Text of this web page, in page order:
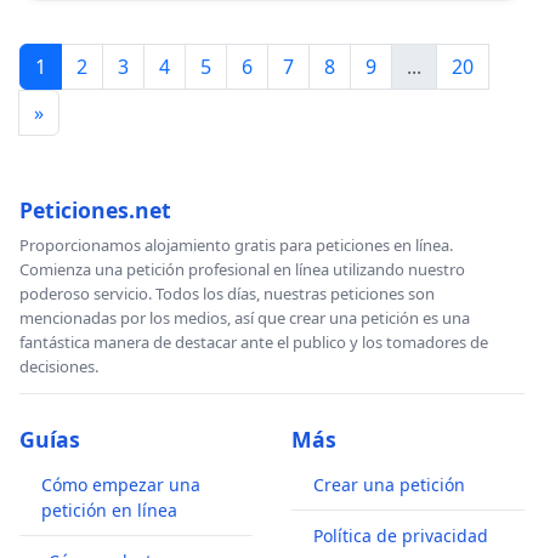
1 2 3 4 5 6 7 8 9 ...
20
»
Peticiones.net
Proporcionamos alojamiento gratis para peticiones en línea.
Comienza una petición profesional en línea utilizando nuestro
poderoso servicio. Todos los días, nuestras peticiones son
mencionadas por los medios, así que crear una petición es una
fantástica manera de destacar ante el publico y los tomadores de
decisiones.
Guías
Cómo empezar una
petición en línea
Más
Crear una petición
Política de privacidad